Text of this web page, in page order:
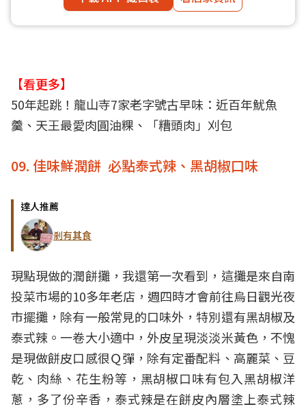
【看更多】
50年起跳！龍山寺7家老字號古早味：近百年魷魚
羹、天王最愛肉圓油粿、「糟頭肉」刈包
09. 佳味鮮潤餅 必點泰式辣、黑胡椒口味
達人推薦
剎有其食
現點現做的潤餅攤，我還第一次看到，這攤是來自南
投菜市場的10多年老店，週四時才會前往烏日觀光夜
市擺攤，除有一般常見的口味外，特別還有黑胡椒及
泰式辣。一卷大小適中，外皮呈現淡淡米黃色，不愧
是現做餅皮口感很Ｑ彈，除有定番配料、高麗菜、豆
乾、肉絲、花生粉等，黑胡椒口味有包入黑胡椒洋
蔥，多了份辛香，泰式辣是在餅皮內層塗上泰式辣